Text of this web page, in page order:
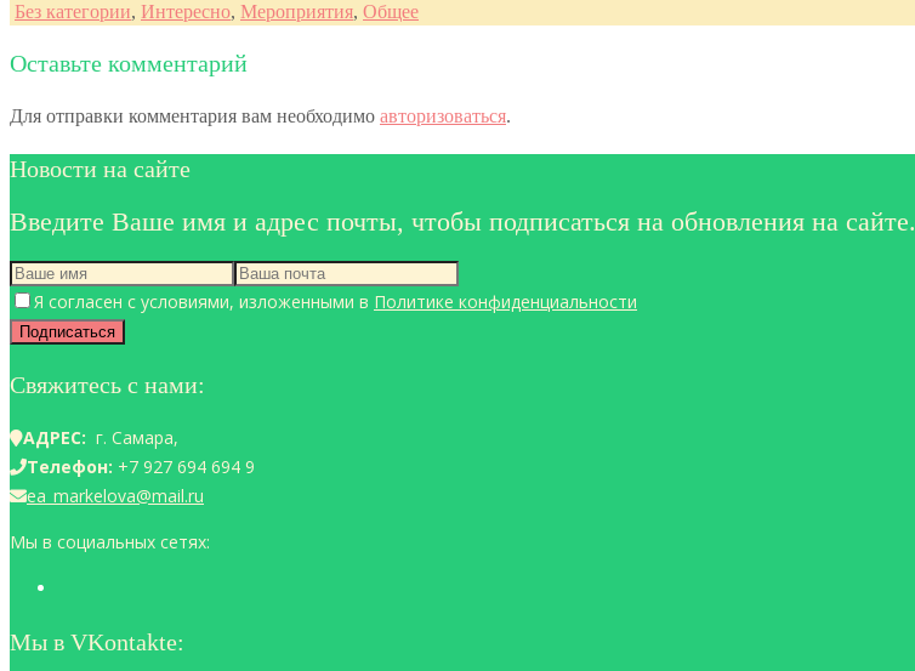
Без категории, Интересно, Мероприятия, Общее
Оставьте комментарий
Для отправки комментария вам необходимо авторизоваться.
Новости на сайте
Введите Ваше имя и адрес почты, чтобы подписаться на обновления на сайте.
Я согласен с условиями, изложенными в Политике конфиденциальности
Свяжитесь с нами:
АДРЕС: г. Самара,
Телефон: +7 927 694 694 9
ea_markelova@mail.ru
Мы в социальных сетях:
Мы в VKontakte: